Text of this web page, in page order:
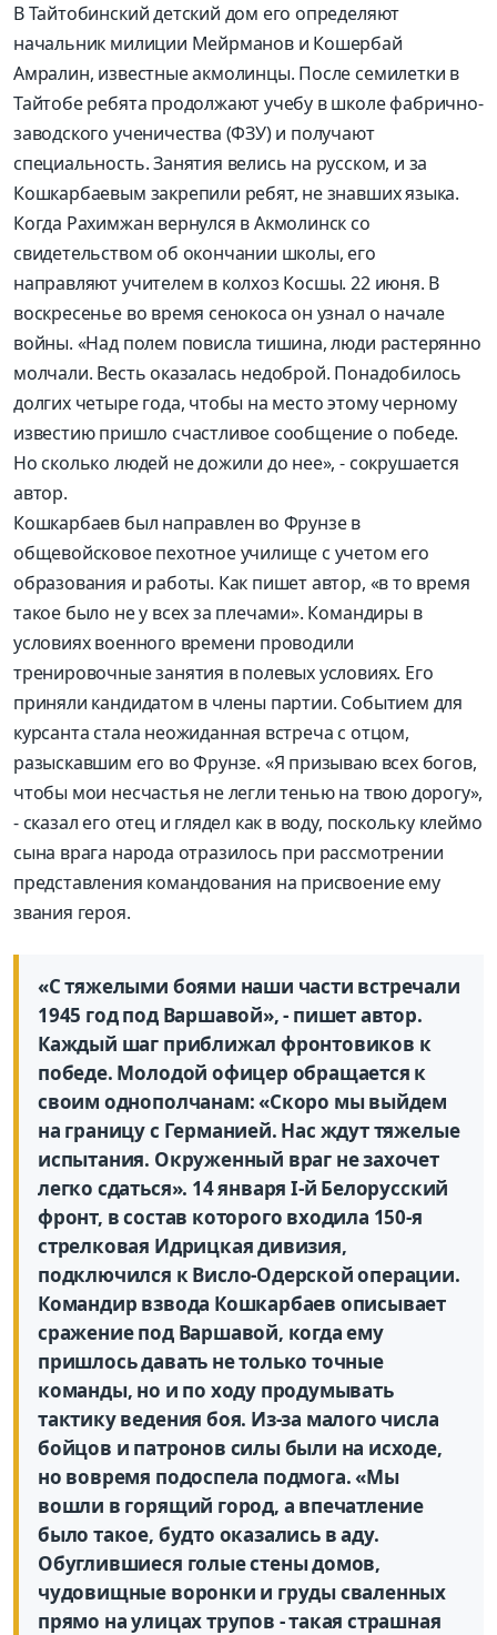
В Тайтобинский детский дом его определяют
начальник милиции Мейрманов и Кошербай
Амралин, известные акмолинцы. После семилетки в
Тайтобе ребята продолжают учебу в школе фабрично-
заводского ученичества (ФЗУ) и получают
специальность. Занятия велись на русском, и за
Кошкарбаевым закрепили ребят, не знавших языка.
Когда Рахимжан вернулся в Акмолинск со
свидетельством об окончании школы, его
направляют учителем в колхоз Косшы. 22 июня. В
воскресенье во время сенокоса он узнал о начале
войны. «Над полем повисла тишина, люди растерянно
молчали. Весть оказалась недоброй. Понадобилось
долгих четыре года, чтобы на место этому черному
известию пришло счастливое сообщение о победе.
Но сколько людей не дожили до нее», - сокрушается
автор.
Кошкарбаев был направлен во Фрунзе в
общевойсковое пехотное училище с учетом его
образования и работы. Как пишет автор, «в то время
такое было не у всех за плечами». Командиры в
условиях военного времени проводили
тренировочные занятия в полевых условиях. Его
приняли кандидатом в члены партии. Событием для
курсанта стала неожиданная встреча с отцом,
разыскавшим его во Фрунзе. «Я призываю всех богов,
чтобы мои несчастья не легли тенью на твою дорогу»,
- сказал его отец и глядел как в воду, поскольку клеймо
сына врага народа отразилось при рассмотрении
представления командования на присвоение ему
звания героя.
«С тяжелыми боями наши части встречали
1945 год под Варшавой», - пишет автор.
Каждый шаг приближал фронтовиков к
победе. Молодой офицер обращается к
своим однополчанам: «Скоро мы выйдем
на границу с Германией. Нас ждут тяжелые
испытания. Окруженный враг не захочет
легко сдаться». 14 января I-й Белорусский
фронт, в состав которого входила 150-я
стрелковая Идрицкая дивизия,
подключился к Висло-Одерской операции.
Командир взвода Кошкарбаев описывает
сражение под Варшавой, когда ему
пришлось давать не только точные
команды, но и по ходу продумывать
тактику ведения боя. Из-за малого числа
бойцов и патронов силы были на исходе,
но вовремя подоспела подмога. «Мы
вошли в горящий город, а впечатление
было такое, будто оказались в аду.
Обуглившиеся голые стены домов,
чудовищные воронки и груды сваленных
прямо на улицах трупов - такая страшная